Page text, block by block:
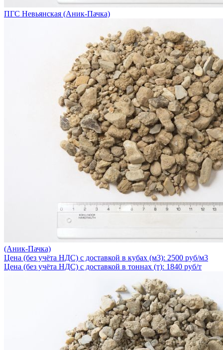
ПГС Невьянская (Аник-Пачка)
(Аник-Пачка)
Цена (без учёта НДС) с доставкой в кубах (м3): 2500 руб/м3
Цена (без учёта НДС) с доставкой в тоннах (т): 1840 руб/т